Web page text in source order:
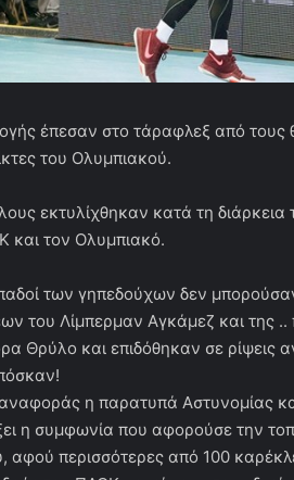
έπεσαν στο τάραφλεξ από
του Ολυμπιακού.
εκτυλίχθηκαν κατά τη διάρκεια
τον Ολυμπιακό.
των γηπεδούχων δεν
του Λίμπερμαν Αγκάμεζ και της
Θρύλο και επιδόθηκαν σε ρίψεις
αναφοράς η παρατυπά Αστυνομίας
η συμφωνία που αφορούσε την
αφού περισσότερες από 100